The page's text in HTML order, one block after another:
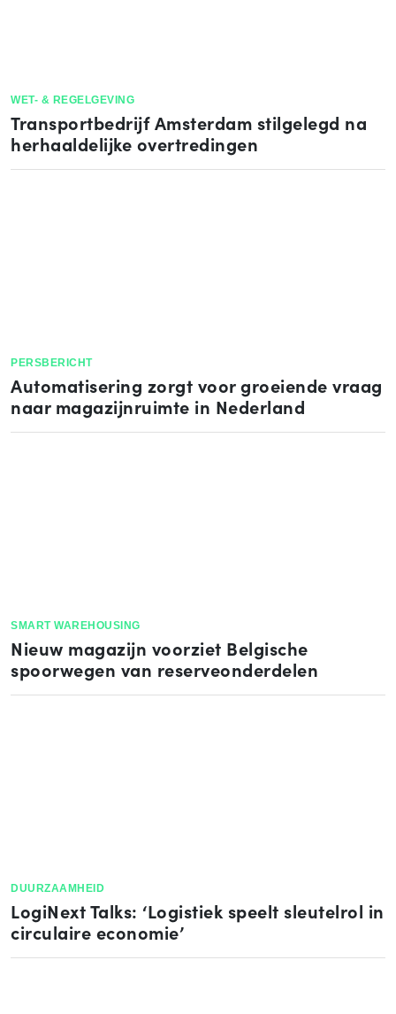
WET- & REGELGEVING
Transportbedrijf Amsterdam stilgelegd na
herhaaldelijke overtredingen
PERSBERICHT
Automatisering zorgt voor groeiende vraag
naar magazijnruimte in Nederland
SMART WAREHOUSING
Nieuw magazijn voorziet Belgische
spoorwegen van reserveonderdelen
DUURZAAMHEID
LogiNext Talks: ‘Logistiek speelt sleutelrol in
circulaire economie’